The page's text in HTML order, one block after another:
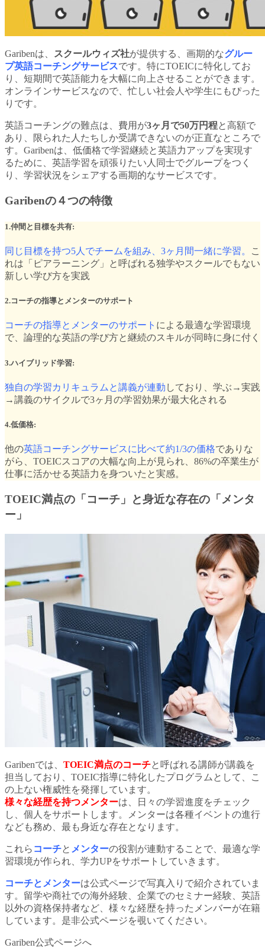
Garibenは、 スクールウィズ社が提供する、画期的なグルー
プ英語コーチングサービスです。特にTOEICに特化してお
り、短期間で英語能力を大幅に向上させることができます。
オンラインサービスなので、忙しい社会人や学生にもぴった
りです。
英語コーチングの難点は、費用が3ヶ月で50万円程と高額で
あり、限られた人たちしか受講できないのが正直なところで
す。Garibenは、低価格で学習継続と英語力アップを実現す
るために、 英語学習を頑張りたい人同士でグループをつく
り、学習状況をシェアする画期的なサービスです。
Garibenの４つの特徴
1.仲間と目標を共有:
同じ目標を持つ5人でチームを組み、3ヶ月間一緒に学習。
こ
れは「ピアラーニング」と呼ばれる独学やスクールでもない
新しい学び方を実践
2.コーチの指導とメンターのサポート
コーチの指導とメンターのサポート による最適な学習環境
で、論理的な英語の学び方と継続のスキルが同時に身に付く
3.ハイブリッド学習:
独自の学習カリキュラムと講義が連動 しており、学ぶ→実践
→講義のサイクルで3ヶ月の学習効果が最大化される
4.低価格:
他の英語コーチングサービスに比べて約1/3の価格でありな
がら、TOEICスコアの大幅な向上が見られ、86%の卒業生が
仕事に活かせる英語力を身ついたと実感。
TOEIC満点の「コーチ」と身近な存在の「メンタ
ー」
Garibenでは、 TOEIC満点のコーチと呼ばれる講師が講義を
担当しており、TOEIC指導に特化したプログラムとして、こ
の上ない権威性を発揮しています。
様々な経歴を持つメンターは、日々の学習進度をチェック
し、個人をサポートします。メンターは各種イベントの進行
なども務め、最も身近な存在となります。
これら コーチと メンターの役割が連動することで、最適な学
習環境が作られ、学力UPをサポートしていきます。
コーチとメンターは公式ページで写真入りで紹介されていま
す。留学や商社での海外経験、企業でのセミナー経験、英語
以外の資格保持者など、様々な経歴を持ったメンバーが在籍
しています。是非公式ページを覗いてください。
Gariben公式ページへ